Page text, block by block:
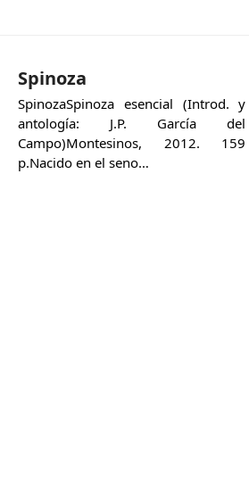
Spinoza
SpinozaSpinoza esencial (Introd. y
antología: J.P. García del
Campo)Montesinos, 2012. 159
p.Nacido en el seno…